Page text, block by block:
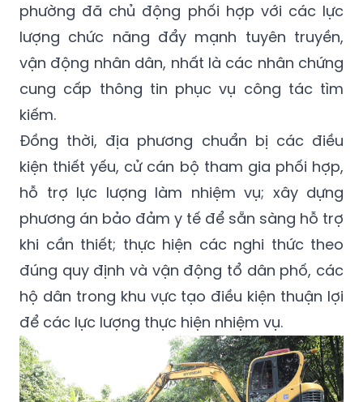
phường đã chủ động phối hợp với các lực
lượng chức năng đẩy mạnh tuyên truyền,
vận động nhân dân, nhất là các nhân chứng
cung cấp thông tin phục vụ công tác tìm
kiếm.
Đồng thời, địa phương chuẩn bị các điều
kiện thiết yếu, cử cán bộ tham gia phối hợp,
hỗ trợ lực lượng làm nhiệm vụ; xây dựng
phương án bảo đảm y tế để sẵn sàng hỗ trợ
khi cần thiết; thực hiện các nghi thức theo
đúng quy định và vận động tổ dân phố, các
hộ dân trong khu vực tạo điều kiện thuận lợi
để các lực lượng thực hiện nhiệm vụ.